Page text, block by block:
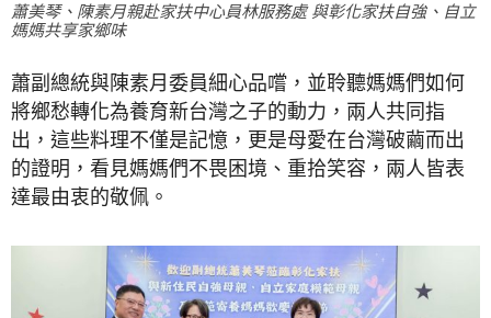
蕭美琴、陳素月親赴家扶中心員林服務處 與彰化家扶自強、自立
媽媽共享家鄉味
蕭副總統與陳素月委員細心品嚐，並聆聽媽媽們如何
將鄉愁轉化為養育新台灣之子的動力，兩人共同指
出，這些料理不僅是記憶，更是母愛在台灣破繭而出
的證明，看見媽媽們不畏困境、重拾笑容，兩人皆表
達最由衷的敬佩。